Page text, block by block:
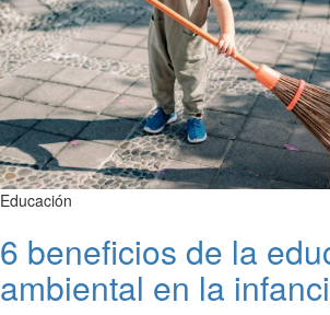
Educación
6 beneficios de la
ambiental en la